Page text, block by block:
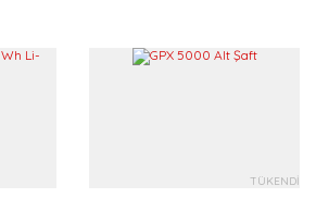
TÜKENDİ